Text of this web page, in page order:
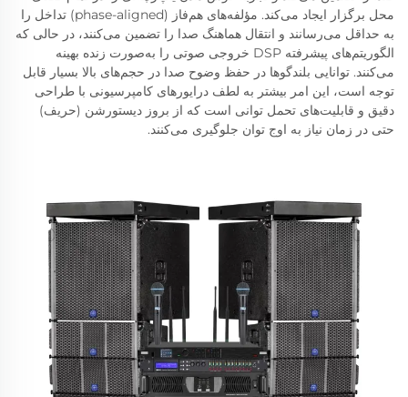
محل برگزار ایجاد می‌کند. مؤلفه‌های هم‌فاز (phase-aligned) تداخل را
به حداقل می‌رسانند و انتقال هماهنگ صدا را تضمین می‌کنند، در حالی که
الگوریتم‌های پیشرفته DSP خروجی صوتی را به‌صورت زنده بهینه
می‌کنند. توانایی بلندگوها در حفظ وضوح صدا در حجم‌های بالا بسیار قابل
توجه است، این امر بیشتر به لطف درایورهای کامپرسیونی با طراحی
دقیق و قابلیت‌های تحمل توانی است که از بروز دیستورشن (حریف)
حتی در زمان نیاز به اوج توان جلوگیری می‌کنند.